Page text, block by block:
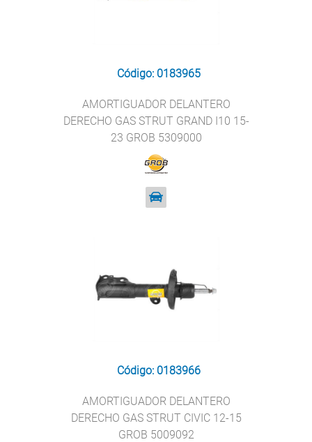
Código: 0183965
AMORTIGUADOR DELANTERO
DERECHO GAS STRUT GRAND I10 15-
23 GROB 5309000
Código: 0183966
AMORTIGUADOR DELANTERO
DERECHO GAS STRUT CIVIC 12-15
GROB 5009092